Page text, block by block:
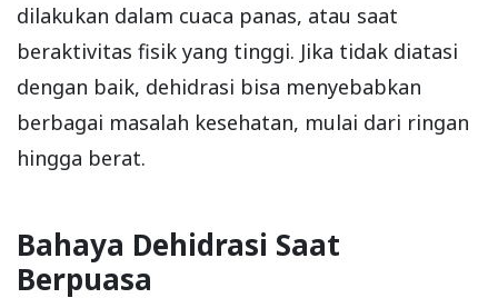
dilakukan dalam cuaca panas, atau saat
beraktivitas fisik yang tinggi. Jika tidak diatasi
dengan baik, dehidrasi bisa menyebabkan
berbagai masalah kesehatan, mulai dari ringan
hingga berat.
Bahaya Dehidrasi Saat
Berpuasa